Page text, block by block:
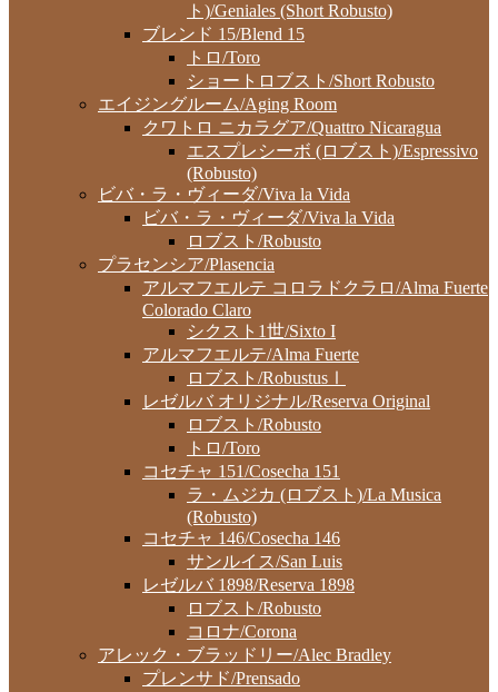
ト)/Geniales (Short Robusto)
ブレンド 15/Blend 15
トロ/Toro
ショートロブスト/Short Robusto
エイジングルーム/Aging Room
クワトロ ニカラグア/Quattro Nicaragua
エスプレシーボ (ロブスト)/Espressivo
(Robusto)
ビバ・ラ・ヴィーダ/Viva la Vida
ビバ・ラ・ヴィーダ/Viva la Vida
ロブスト/Robusto
プラセンシア/Plasencia
アルマフエルテ コロラドクラロ/Alma Fuerte
Colorado Claro
シクスト1世/Sixto I
アルマフエルテ/Alma Fuerte
ロブスト/RobustusⅠ
レゼルバ オリジナル/Reserva Original
ロブスト/Robusto
トロ/Toro
コセチャ 151/Cosecha 151
ラ・ムジカ (ロブスト)/La Musica
(Robusto)
コセチャ 146/Cosecha 146
サンルイス/San Luis
レゼルバ 1898/Reserva 1898
ロブスト/Robusto
コロナ/Corona
アレック・ブラッドリー/Alec Bradley
プレンサド/Prensado